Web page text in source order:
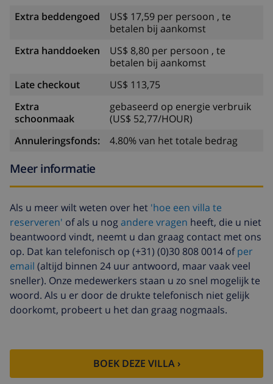
Extra beddengoed
US$ 17,59 per persoon , te
betalen bij aankomst
Extra handdoeken
US$ 8,80 per persoon , te
betalen bij aankomst
Late checkout
US$ 113,75
Extra
schoonmaak
gebaseerd op energie verbruik
(US$ 52,77/HOUR)
Annuleringsfonds:
4.80% van het totale bedrag
Meer informatie
Als u meer wilt weten over het 'hoe een villa te
reserveren' of als u nogandere vragen heeft, die u niet
beantwoord vindt, neemt u dan graag contact met ons
op. Dat kan telefonisch op (+31) (0)30 808 0014 ofper
email (altijd binnen 24 uur antwoord, maar vaak veel
sneller). Onze medewerkers staan u zo snel mogelijk te
woord. Als u er door de drukte telefonisch niet gelijk
doorkomt, probeert u het dan graag nogmaals.
BOEK DEZE VILLA ›